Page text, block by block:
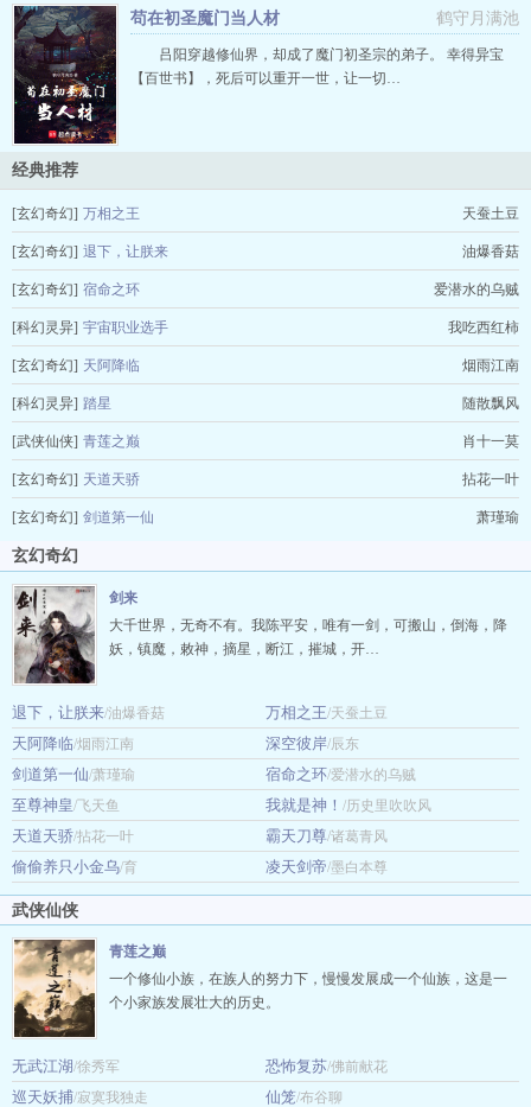
鹤守月满池
苟在初圣魔门当人材
吕阳穿越修仙界，却成了魔门初圣宗的弟子。 幸得异宝
【百世书】，死后可以重开一世，让一切…
经典推荐
[玄幻奇幻] 万相之王 天蚕土豆
[玄幻奇幻] 退下，让朕来 油爆香菇
[玄幻奇幻] 宿命之环 爱潜水的乌贼
[科幻灵异] 宇宙职业选手 我吃西红柿
[玄幻奇幻] 天阿降临 烟雨江南
[科幻灵异] 踏星 随散飘风
[武侠仙侠] 青莲之巅 肖十一莫
[玄幻奇幻] 天道天骄 拈花一叶
[玄幻奇幻] 剑道第一仙 萧瑾瑜
玄幻奇幻
剑来
大千世界，无奇不有。我陈平安，唯有一剑，可搬山，倒海，降
妖，镇魔，敕神，摘星，断江，摧城，开…
退下，让朕来/油爆香菇 万相之王/天蚕土豆
天阿降临/烟雨江南 深空彼岸/辰东
剑道第一仙/萧瑾瑜 宿命之环/爱潜水的乌贼
至尊神皇/飞天鱼 我就是神！ /历史里吹吹风
天道天骄/拈花一叶 霸天刀尊/诸葛青风
偷偷养只小金乌/育 凌天剑帝/墨白本尊
武侠仙侠
青莲之巅
一个修仙小族，在族人的努力下，慢慢发展成一个仙族，这是一
个小家族发展壮大的历史。
无武江湖/徐秀军 恐怖复苏/佛前献花
巡天妖捕/寂寞我独走 仙笼/布谷聊